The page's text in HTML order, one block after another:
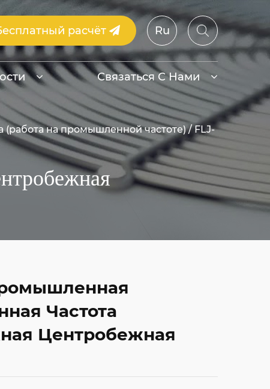
расчёт Ru
Связаться С Нами
(работа на промышленной частоте)/FLJ-
Частота
Центробежная